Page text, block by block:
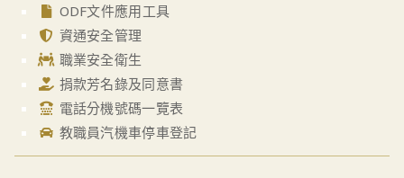
ODF文件應用工具
資通安全管理
職業安全衛生
捐款芳名錄及同意書
電話分機號碼一覽表
教職員汽機車停車登記